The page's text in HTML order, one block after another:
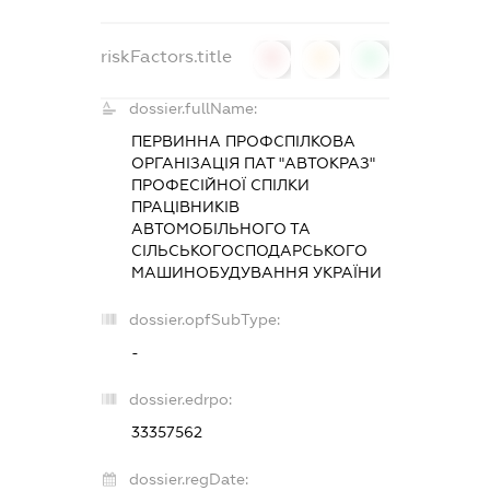
riskFactors.title
dossier.fullName:
ПЕРВИННА ПРОФСПІЛКОВА
ОРГАНІЗАЦІЯ ПАТ "АВТОКРАЗ"
ПРОФЕСІЙНОЇ СПІЛКИ
ПРАЦІВНИКІВ
АВТОМОБІЛЬНОГО ТА
СІЛЬСЬКОГОСПОДАРСЬКОГО
МАШИНОБУДУВАННЯ УКРАЇНИ
dossier.opfSubType:
-
dossier.edrpo:
33357562
dossier.regDate: